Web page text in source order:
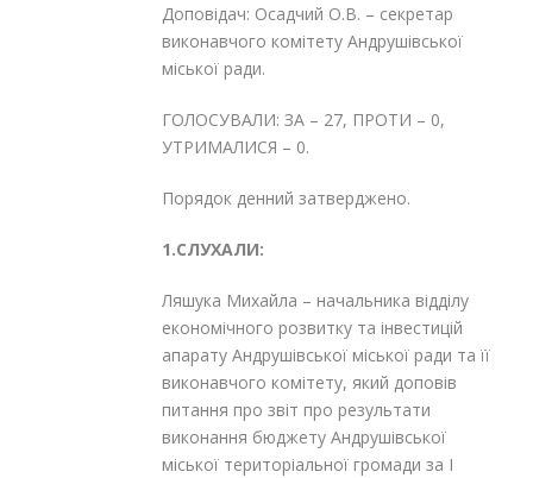
Доповідач: Осадчий О.В. – секретар
виконавчого комітету Андрушівської
міської ради.
ГОЛОСУВАЛИ: ЗА – 27, ПРОТИ – 0,
УТРИМАЛИСЯ – 0.
Порядок денний затверджено.
1.СЛУХАЛИ:
Ляшука Михайла – начальника відділу
економічного розвитку та інвестицій
апарату Андрушівської міської ради та її
виконавчого комітету, який доповів
питання про звіт про результати
виконання бюджету Андрушівської
міської територіальної громади за І